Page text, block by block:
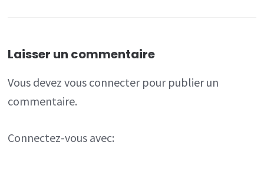
Laisser un commentaire
Vous devezvous connecterpour publier un
commentaire.
Connectez-vous avec: